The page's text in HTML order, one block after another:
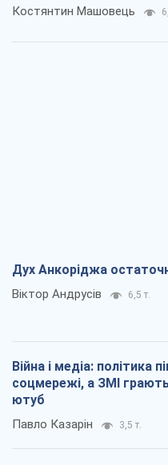
Костянтин Машовець
Дух Анкоріджа
Віктор Андрусів 6,5 т.
Війна і медіа: політика
соцмережі, а ЗМІ
ютуб
Павло Казарін 3,5 т.